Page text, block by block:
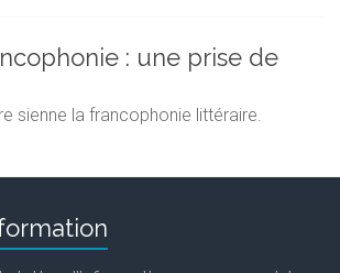
: une prise de
sienne la francophonie littéraire.